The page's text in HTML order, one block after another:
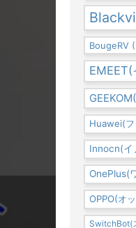
BougeRV
Huawei(フ
Innocn(イ
OnePlus(
OPPO(オ
SwitchBot(